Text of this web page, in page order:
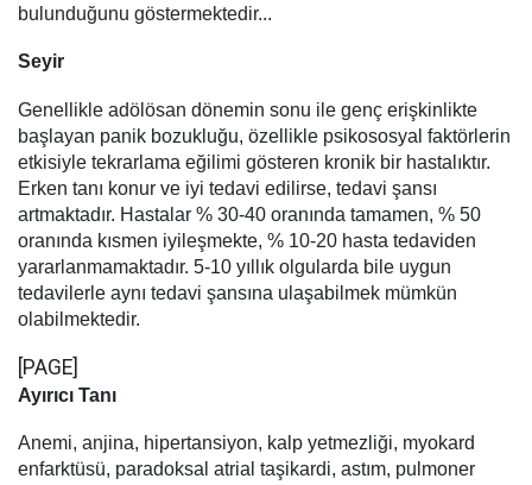
bulunduğunu göstermektedir...
Seyir
Genellikle adölösan dönemin sonu ile genç erişkinlikte
başlayan panik bozukluğu, özellikle psikososyal faktörlerin
etkisiyle tekrarlama eğilimi gösteren kronik bir hastalıktır.
Erken tanı konur ve iyi tedavi edilirse, tedavi şansı
artmaktadır. Hastalar % 30-40 oranında tamamen, % 50
oranında kısmen iyileşmekte, % 10-20 hasta tedaviden
yararlanmamaktadır. 5-10 yıllık olgularda bile uygun
tedavilerle aynı tedavi şansına ulaşabilmek mümkün
olabilmektedir.
[PAGE]
Ayırıcı Tanı
Anemi, anjina, hipertansiyon, kalp yetmezliği, myokard
enfarktüsü, paradoksal atrial taşikardi, astım, pulmoner